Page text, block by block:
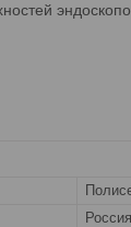
Россия